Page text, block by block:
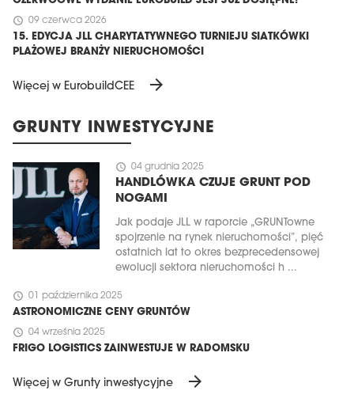
schedule 09 czerwca 2026
15. EDYCJA JLL CHARYTATYWNEGO TURNIEJU SIATKÓWKI
PLAŻOWEJ BRANŻY NIERUCHOMOŚCI
Więcej w EurobuildCEE arrow_forward
GRUNTY INWESTYCYJNE
schedule 04 grudnia 2025
HANDLÓWKA CZUJE GRUNT POD
NOGAMI
Jak podaje JLL w raporcie „GRUNTowne
spojrzenie na rynek nieruchomości”, pięć
ostatnich lat to okres bezprecedensowej
ewolucji sektora nieruchomości h ...
schedule 01 października 2025
ASTRONOMICZNE CENY GRUNTÓW
schedule 04 września 2025
FRIGO LOGISTICS ZAINWESTUJE W RADOMSKU
Więcej w Grunty inwestycyjne arrow_forward